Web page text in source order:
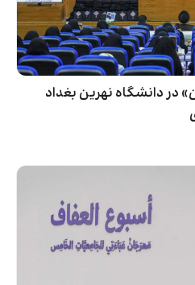
در دانشگاه نهرین بغداد